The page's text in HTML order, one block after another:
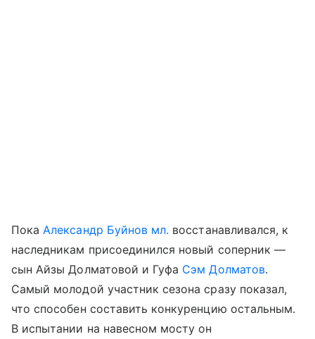
ПокаАлександр Буйнов мл. восстанавливался, к
наследникам присоединился новый соперник —
сын Айзы Долматовой и Гуфа Сэм Долматов.
Самый молодой участник сезона сразу показал,
что способен составить конкуренцию остальным.
В испытании на навесном мосту он